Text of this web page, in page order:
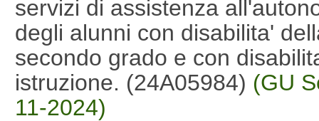
servizi di assistenza
degli alunni con disabilita'
secondo grado e con
istruzione. (24A05984) (GU
11-2024)